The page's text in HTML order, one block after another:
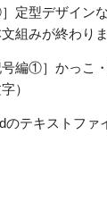
定型デザイン
組みが終わりま
号編①］かっこ
）
のテキストファ